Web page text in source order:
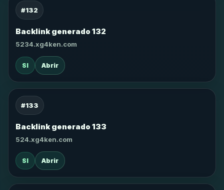
#132
Backlink generado 132
5234.xg4ken.com
SI Abrir
#133
Backlink generado 133
524.xg4ken.com
SI Abrir